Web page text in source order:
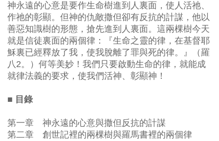
神永遠的心意是要作生命樹進到人裏面，使人活祂、
作祂的彰顯。但神的仇敵撒但卻有反抗的計謀，他以
善惡知識樹的形態，搶先進到人裏面。這兩棵樹今天
就是信徒裏面的兩個律：『生命之靈的律，在基督耶
穌裏已經釋放了我，使我脫離了罪與死的律。』（羅
八2。）何等美妙！我們只要啟動生命的律，就能成
就律法義的要求，使我們活神、彰顯神！
■ 目錄
第一章 神永遠的心意與撒但反抗的計謀
第二章 創世記裡的兩棵樹與羅馬書裡的兩個律